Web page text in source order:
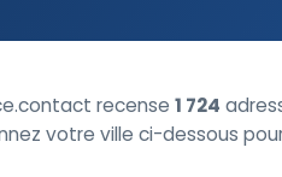
recense 1 724
votre ville ci-dessous